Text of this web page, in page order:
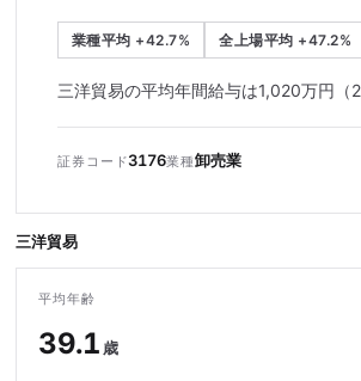
業種平均 +42.7% 全上場平均 +47.2%
三洋貿易の平均年間給与は1,020万円
証券コード3176業種卸売業
三洋貿易
平均年齢
39.1 歳